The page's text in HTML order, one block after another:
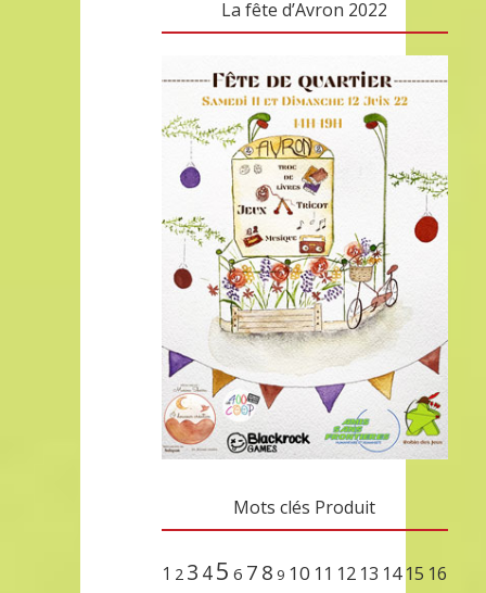
La fête d’Avron 2022
Mots clés Produit
1 2 3 45 6 7 8 9 10 11 12 13 14 15 16